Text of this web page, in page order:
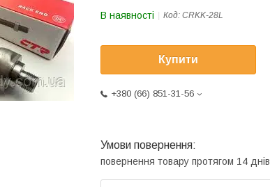
В наявності Код: CRKK-28L
Купити
+380 (66) 851-31-56
повернення товару протягом 14 днів